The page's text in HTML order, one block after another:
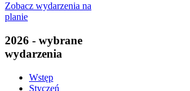
Zobacz wydarzenia na
planie
2026 - wybrane
wydarzenia
Wstęp
Styczeń